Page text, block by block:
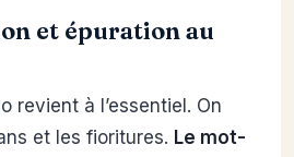
et épuration au
revient à l’essentiel. On
et les fioritures. Le mot-